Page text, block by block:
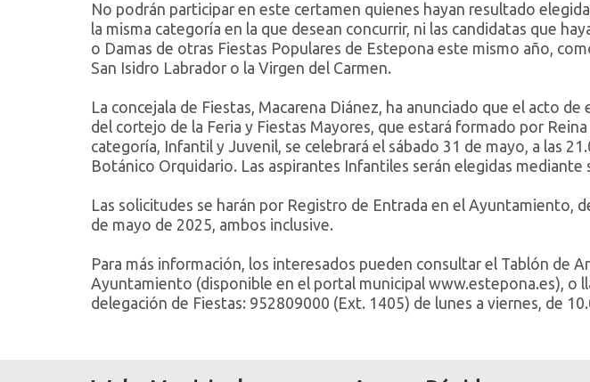
No podrán participar en este certamen quienes hayan resultado
la misma categoría en la que desean concurrir, ni las candidatas que
o Damas de otras Fiestas Populares de Estepona este mismo año,
San Isidro Labrador o la Virgen del Carmen.
La concejala de Fiestas, Macarena Diánez, ha anunciado que el acto
del cortejo de la Feria y Fiestas Mayores, que estará formado por
categoría, Infantil y Juvenil, se celebrará el sábado 31 de mayo, a las
Botánico Orquidario. Las aspirantes Infantiles serán elegidas mediante
Las solicitudes se harán por Registro de Entrada en el Ayuntamiento,
de mayo de 2025, ambos inclusive.
Para más información, los interesados pueden consultar el Tablón de
Ayuntamiento (disponible en el portal municipal www.estepona.es), o
delegación de Fiestas: 952809000 (Ext. 1405) de lunes a viernes, de